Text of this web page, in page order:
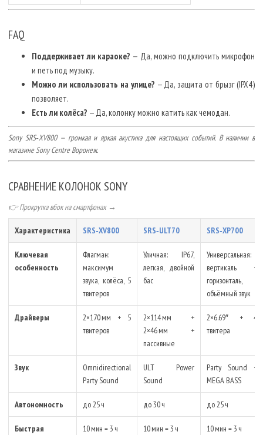
FAQ
Поддерживает ли караоке? — Да, можно подключить микрофон
и петь под музыку.
Можно ли использовать на улице? — Да, защита от брызг (IPX4)
позволяет.
Есть ли колёса? — Да, колонку можно катить как чемодан.
Sony SRS‑XV800 — громкая и яркая акустика для настоящих событий. В наличии в
магазине Sony Centre Воронеж.
СРАВНЕНИЕ КОЛОНОК SONY
👉 Прокрутка вбок на смартфонах →
Характеристика SRS‑XV800 SRS‑ULT70 SRS‑XP700
Ключевая
особенность
Флагман:
максимум
звука, колёса, 5
твитеров
Уличная: IP67,
легкая, двойной
бас
Универсальная:
вертикаль +
горизонталь,
объёмный звук
Драйверы
2×170 мм + 5
твитеров
2×114 мм +
2×46 мм +
пассивные
2×6.69″ + 4
твитера
Звук
Omnidirectional
Party Sound
ULT Power
Sound
Party Sound +
MEGA BASS
Автономность до 25 ч до 30 ч до 25 ч
Быстрая
10 мин = 3 ч 10 мин = 3 ч 10 мин = 3 ч